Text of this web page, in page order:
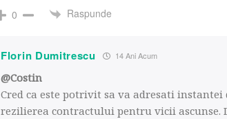
0
Raspunde
Florin Dumitrescu 14 Ani Acum
@Costin
Cred ca este potrivit sa va adresati instantei
rezilierea contractului pentru vicii ascunse.